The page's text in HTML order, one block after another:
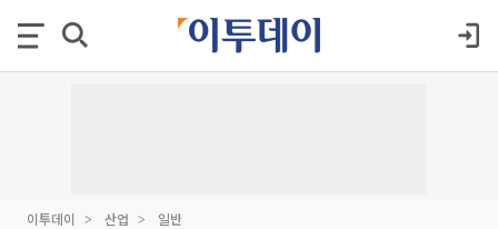
이투데이 산업 일반